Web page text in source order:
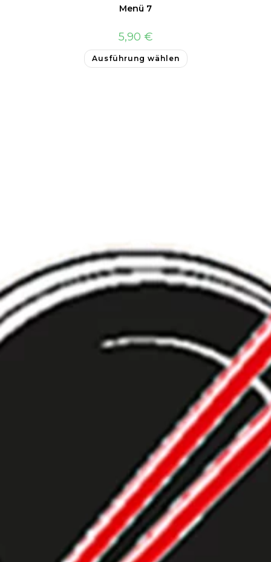
Menü 7
5,90 €
Ausführung wählen